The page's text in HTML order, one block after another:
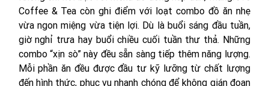
Coffee & Tea còn ghi điểm với loạt combo đồ ăn nhẹ
vừa ngon miệng vừa tiện lợi. Dù là buổi sáng đầu tuần,
giờ nghỉ trưa hay buổi chiều cuối tuần thư thả. Những
combo “xịn sò” này đều sẵn sàng tiếp thêm năng lượng.
Mỗi phần ăn đều được đầu tư kỹ lưỡng từ chất lượng
đến hình thức, phục vụ nhanh chóng để không gián đoạn